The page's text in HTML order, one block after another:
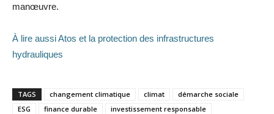
manœuvre.
À lire aussi Atos et la protection des infrastructures
hydrauliques
TAGS changement climatique climat
démarche sociale
ESG
finance durable
investissement responsable